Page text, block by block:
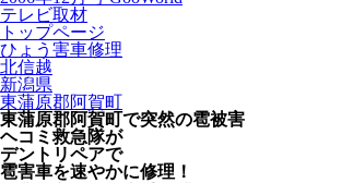
テレビ取材
トップページ
ひょう害車修理
北信越
新潟県
東蒲原郡阿賀町
東蒲原郡阿賀町で突然の雹被害
ヘコミ救急隊が
デントリペアで
雹害車を速やかに修理！